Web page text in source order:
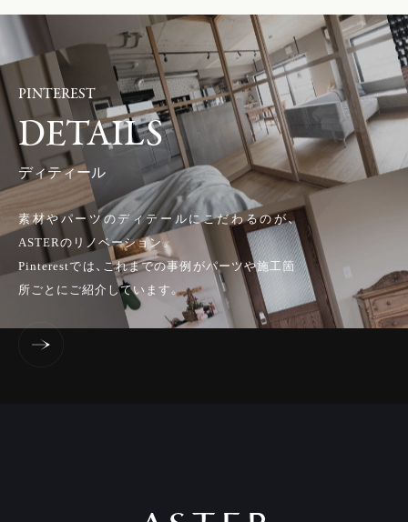
PINTEREST
DETAILS
ディティール
素材やパーツのディテールにこだわるのが、
ASTERのリノベーション。
Pinterestでは、これまでの事例がパーツや施工箇
所ごとにご紹介しています。